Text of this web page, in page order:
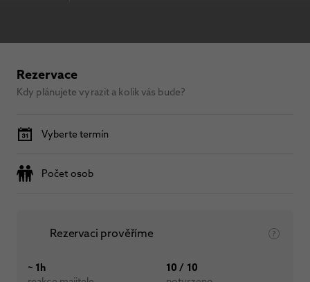
Rezervace
Kdy plánujete vyrazit a kolik vás bude?
Vyberte termín
Počet osob
Rezervaci prověříme
~ 1h
10 / 10